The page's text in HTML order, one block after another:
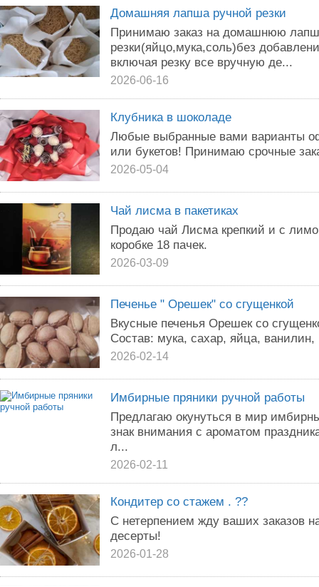
Домашняя лапша ручной резки
Принимаю заказ на домашнюю
резки(яйцо,мука,соль)без
включая резку все вручную де...
2026-06-16
Клубника в шоколаде
Любые выбранные вами варианты
или букетов! Принимаю срочные
2026-05-04
Чай лисма в пакетиках
Продаю чай Лисма крепкий и с
коробке 18 пачек.
2026-03-09
Печенье " Орешек" со сгущенкой
Вкусные печенья Орешек со
Состав: мука, сахар, яйца, ванилин,
2026-02-14
Имбирные пряники ручной работы
Предлагаю окунуться в мир
знак внимания с ароматом
л...
2026-02-11
Кондитер со стажем . ??
С нетерпением жду ваших заказов
десерты!
2026-01-28